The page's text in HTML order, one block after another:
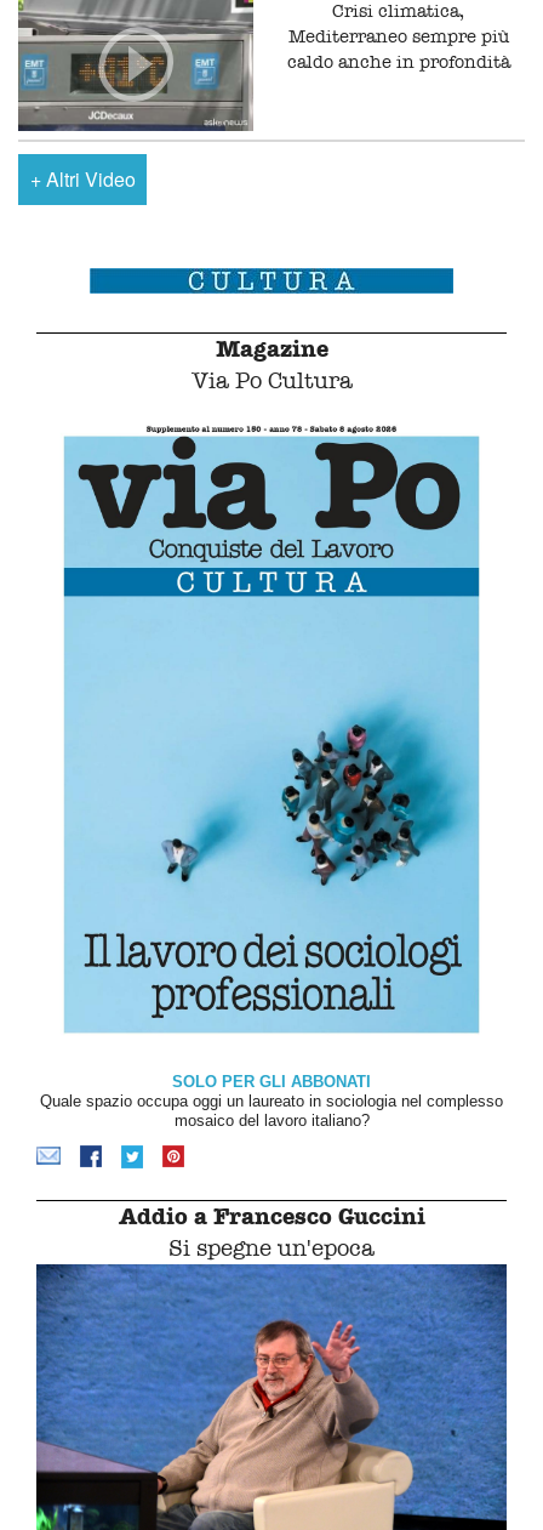
Crisi climatica,
Mediterraneo sempre più
caldo anche in profondità
+Altri Video
Magazine
Via Po Cultura
SOLO PER GLI ABBONATI
Quale spazio occupa oggi un laureato in sociologia nel complesso
mosaico del lavoro italiano?
Addio a Francesco Guccini
Si spegne un'epoca